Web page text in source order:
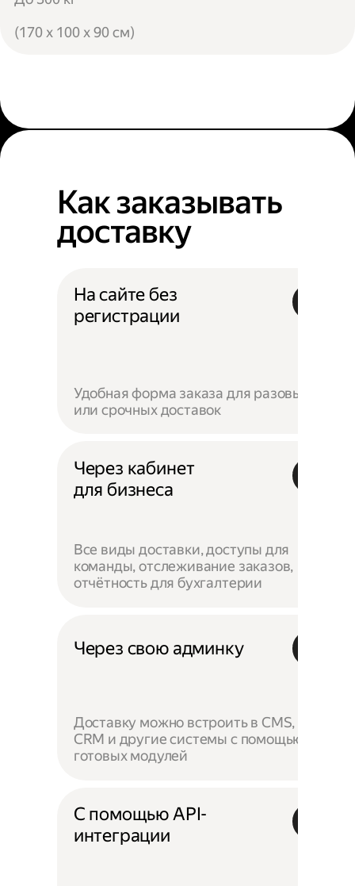
(170 x 100 x 90 см)
Как заказывать
доставку
На сайте без
регистрации
Удобная форма заказа для разовых
или срочных доставок
Через кабинет
для бизнеса
Все виды доставки, доступы для
команды, отслеживание заказов,
отчётность для бухгалтерии
Через свою админку
Доставку можно встроить в CMS,
CRM и другие системы с помощью
готовых модулей
С помощью API-
интеграции